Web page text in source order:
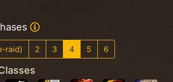
raid) 2 3 4 5 6